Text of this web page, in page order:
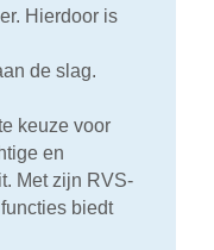
Hierdoor is
de slag.
keuze voor
en
Met zijn RVS-
biedt